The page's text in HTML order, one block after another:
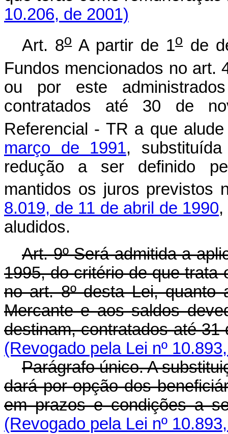
10.206, de 2001)
Art. 8oA partir de 1ode
Fundos mencionados no art.
ou por este
contratados até 30 de
Referencial - TR a que
março de 1991,
redução a ser definido
mantidos os juros previstos
8.019, de 11 de abril de 1990
aludidos.
Art. 9º Será admitida a
1995, do critério de que trata
no art. 8º desta Lei, quanto
Mercante e aos saldos
destinam, contratados até 31
(Revogado pela Lei nº
Parágrafo único. A
dará por opção dos
em prazos e condições a
(Revogado pela Lei nº